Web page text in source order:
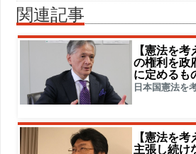
関連記事
【憲法を
の権利を政
に定めるも
日本国憲法を
【憲法を
主張し続け